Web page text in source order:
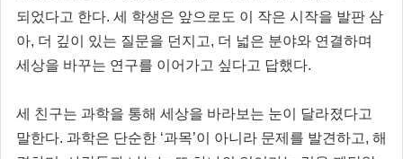
되었다고 한다. 세 학생은 앞으로도 이 작은 시작을 발판 삼
아, 더 깊이 있는 질문을 던지고, 더 넓은 분야와 연결하며
세상을 바꾸는 연구를 이어가고 싶다고 답했다.
세 친구는 과학을 통해 세상을 바라보는 눈이 달라졌다고
말한다. 과학은 단순한 ‘과목’이 아니라 문제를 발견하고, 해